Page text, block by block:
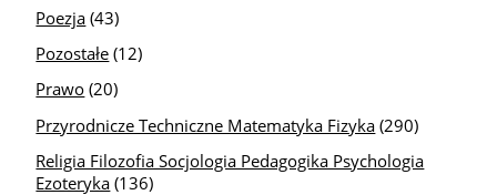
Poezja (43)
Pozostałe (12)
Prawo (20)
Przyrodnicze Techniczne Matematyka Fizyka (290)
Religia Filozofia Socjologia Pedagogika Psychologia
Ezoteryka (136)